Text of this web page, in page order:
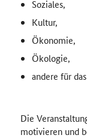
Soziales,
Kultur,
Ökonomie,
Ökologie,
andere für
Die
motivieren und